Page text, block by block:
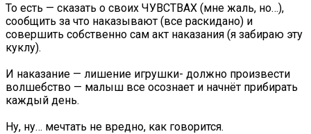
То есть — сказать о своих ЧУВСТВАХ (мне жаль, но…),
сообщить за что наказывают (все раскидано) и
совершить собственно сам акт наказания (я забираю эту
куклу).
И наказание — лишение игрушки- должно произвести
волшебство — малыш все осознает и начнёт прибирать
каждый день.
Ну, ну… мечтать не вредно, как говорится.